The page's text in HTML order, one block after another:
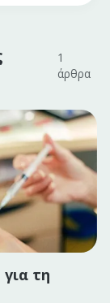
1
άρθρα
τη